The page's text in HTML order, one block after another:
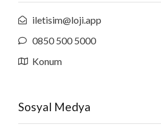
iletisim@loji.app
0850 500 5000
Konum
Sosyal Medya